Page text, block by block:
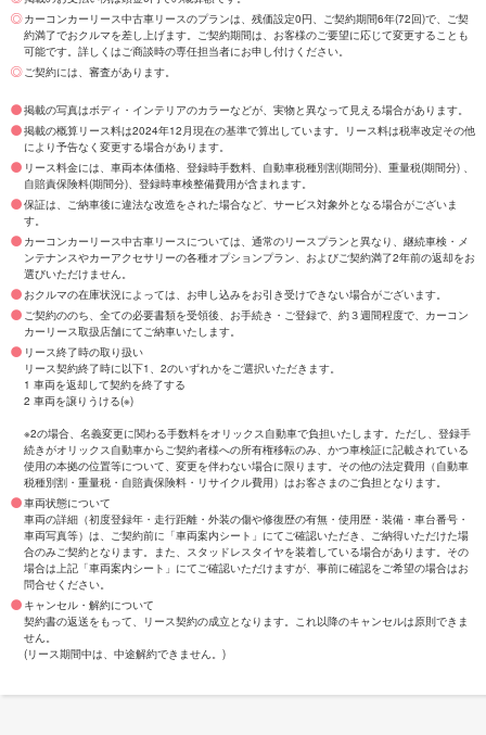
カーコンカーリース中古車リースのプランは、残価設定0円、ご契約期間6年(72回)で、ご契
約満了でおクルマを差し上げます。ご契約期間は、お客様のご要望に応じて変更することも
可能です。詳しくはご商談時の専任担当者にお申し付けください。
ご契約には、審査があります。
掲載の写真はボディ・インテリアのカラーなどが、実物と異なって見える場合があります。
掲載の概算リース料は2024年12月現在の基準で算出しています。リース料は税率改定その他
により予告なく変更する場合があります。
リース料金には、車両本体価格、登録時手数料、自動車税種別割(期間分)、重量税(期間分) 、
自賠責保険料(期間分)、登録時車検整備費用が含まれます。
保証は、ご納車後に違法な改造をされた場合など、サービス対象外となる場合がございま
す。
カーコンカーリース中古車リースについては、通常のリースプランと異なり、継続車検・メ
ンテナンスやカーアクセサリーの各種オプションプラン、およびご契約満了2年前の返却をお
選びいただけません。
おクルマの在庫状況によっては、お申し込みをお引き受けできない場合がございます。
ご契約ののち、全ての必要書類を受領後、お手続き・ご登録で、約３週間程度で、カーコン
カーリース取扱店舗にてご納車いたします。
リース終了時の取り扱い
リース契約終了時に以下1、2のいずれかをご選択いただきます。
1 車両を返却して契約を終了する
2 車両を譲りうける(※)
※2の場合、名義変更に関わる手数料をオリックス自動車で負担いたします。ただし、登録手
続きがオリックス自動車からご契約者様への所有権移転のみ、かつ車検証に記載されている
使用の本拠の位置等について、変更を伴わない場合に限ります。その他の法定費用（自動車
税種別割・重量税・自賠責保険料・リサイクル費用）はお客さまのご負担となります。
車両状態について
車両の詳細（初度登録年・走行距離・外装の傷や修復歴の有無・使用歴・装備・車台番号・
車両写真等）は、ご契約前に「車両案内シート」にてご確認いただき、ご納得いただけた場
合のみご契約となります。また、スタッドレスタイヤを装着している場合があります。その
場合は上記「車両案内シート」にてご確認いただけますが、事前に確認をご希望の場合はお
問合せください。
キャンセル・解約について
契約書の返送をもって、リース契約の成立となります。これ以降のキャンセルは原則できま
せん。
(リース期間中は、中途解約できません。)